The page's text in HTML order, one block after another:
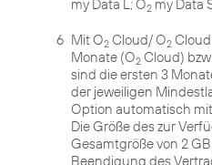
my Data L; O2 my Data
6 Mit O2 Cloud/ O2
Monate (O2 Cloud)
sind die ersten 3
der jeweiligen
Option automatisch
Die Größe des zur
Gesamtgröße von 2
Beendigung des